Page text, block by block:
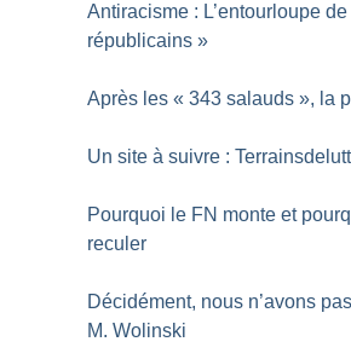
Antiracisme : L’entourloupe de
républicains »
Après les « 343 salauds », la
Un site à suivre :
Pourquoi le FN monte et
reculer
Décidément, nous n’avons
M. Wolinski